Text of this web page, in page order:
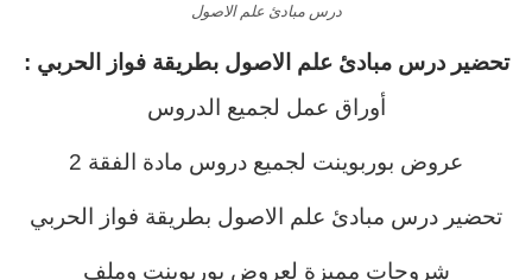
درس مبادئ علم الاصول
تحضير درس مبادئ علم الاصولبطريقة فواز الحربي :
أوراق عمل لجميع الدروس
عروض بوربوينت لجميع دروس مادة الفقة 2
تحضير درس مبادئ علم الاصول بطريقة فواز الحربي
شروحات مميزة لعروض بوربوينت وملف